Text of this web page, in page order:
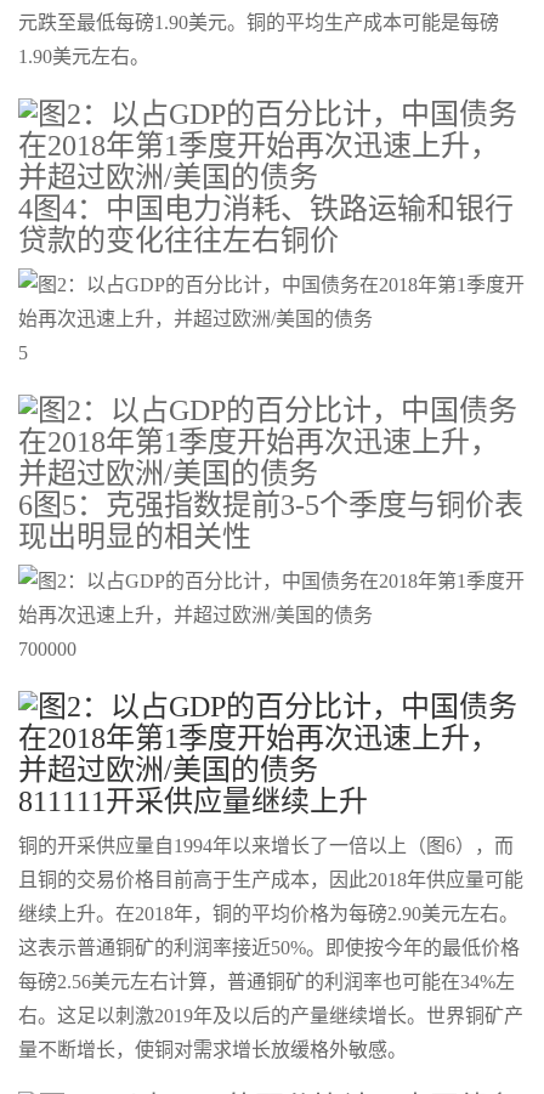
元跌至最低每磅1.90美元。铜的平均生产成本可能是每磅
1.90美元左右。
4图4：中国电力消耗、铁路运输和银行
贷款的变化往往左右铜价
5
6图5：克强指数提前3-5个季度与铜价表
现出明显的相关性
700000
811111开采供应量继续上升
铜的开采供应量自1994年以来增长了一倍以上（图6），而
且铜的交易价格目前高于生产成本，因此2018年供应量可能
继续上升。在2018年，铜的平均价格为每磅2.90美元左右。
这表示普通铜矿的利润率接近50%。即使按今年的最低价格
每磅2.56美元左右计算，普通铜矿的利润率也可能在34%左
右。这足以刺激2019年及以后的产量继续增长。世界铜矿产
量不断增长，使铜对需求增长放缓格外敏感。